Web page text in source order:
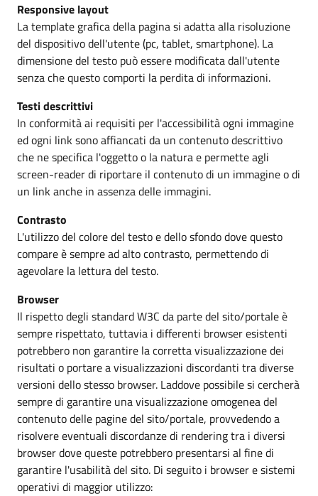
Responsive layout
La template grafica della pagina si adatta alla risoluzione
del dispositivo dell'utente (pc, tablet, smartphone). La
dimensione del testo può essere modificata dall'utente
senza che questo comporti la perdita di informazioni.
Testi descrittivi
In conformità ai requisiti per l'accessibilità ogni immagine
ed ogni link sono affiancati da un contenuto descrittivo
che ne specifica l'oggetto o la natura e permette agli
screen-reader di riportare il contenuto di un immagine o di
un link anche in assenza delle immagini.
Contrasto
L'utilizzo del colore del testo e dello sfondo dove questo
compare è sempre ad alto contrasto, permettendo di
agevolare la lettura del testo.
Browser
Il rispetto degli standard W3C da parte del sito/portale è
sempre rispettato, tuttavia i differenti browser esistenti
potrebbero non garantire la corretta visualizzazione dei
risultati o portare a visualizzazioni discordanti tra diverse
versioni dello stesso browser. Laddove possibile si cercherà
sempre di garantire una visualizzazione omogenea del
contenuto delle pagine del sito/portale, provvedendo a
risolvere eventuali discordanze di rendering tra i diversi
browser dove queste potrebbero presentarsi al fine di
garantire l'usabilità del sito. Di seguito i browser e sistemi
operativi di maggior utilizzo: